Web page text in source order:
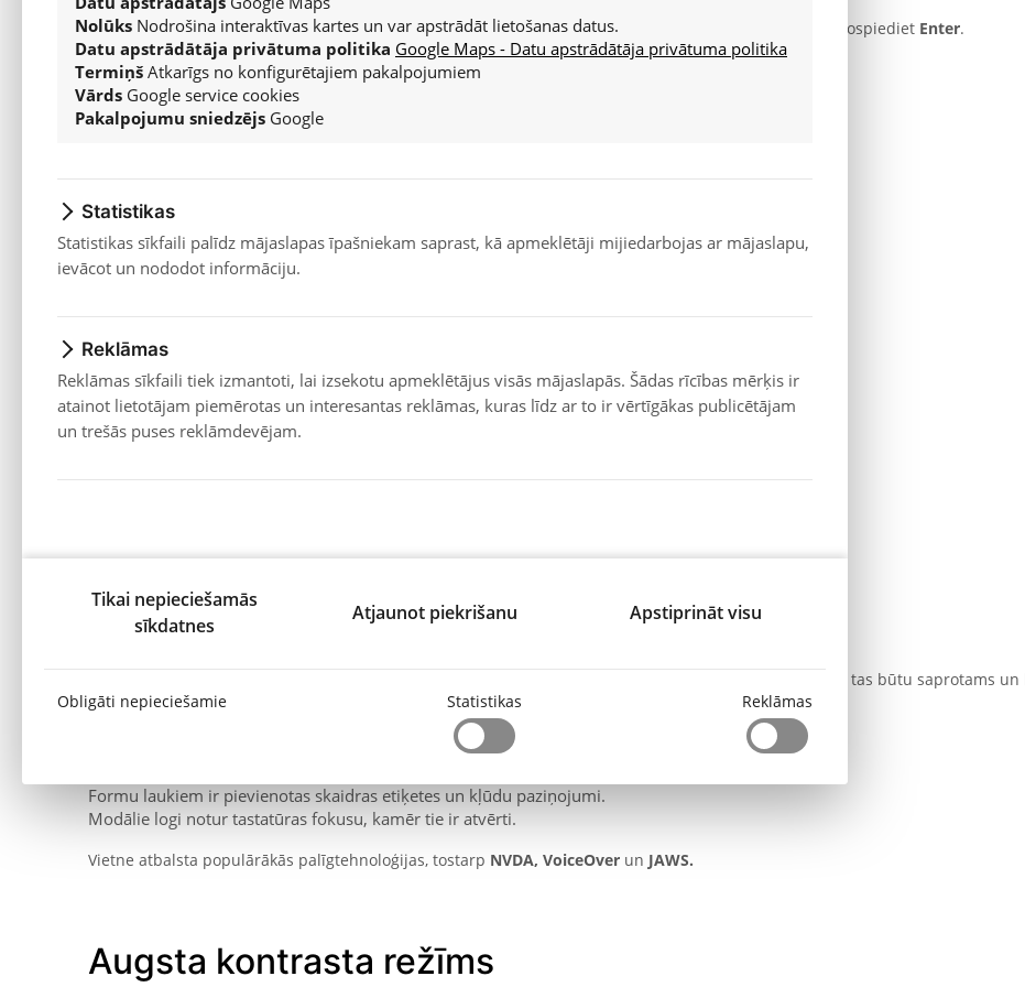
Nolūks Nodrošina interaktīvas kartes un var apstrādāt lietošanas datus.
Datu apstrādātāja privātuma politika Google Maps - Datu apstrādātāja privātuma politika
TermiņšAtkarīgs no konfigurētajiem pakalpojumiem
Vārds Google service cookies
Pakalpojumu sniedzējs Google
Statistikas
Statistikas sīkfaili palīdz mājaslapas īpašniekam saprast, kā apmeklētāji mijiedarbojas ar mājaslapu,
ievācot un nododot informāciju.
Reklāmas
Reklāmas sīkfaili tiek izmantoti, lai izsekotu apmeklētājus visās mājaslapās. Šādas rīcības mērķis ir
atainot lietotājam piemērotas un interesantas reklāmas, kuras līdz ar to ir vērtīgākas publicētājam
un trešās puses reklāmdevējam.
Tikai nepieciešamās
sīkdatnes
Atjaunot piekrišanu Apstiprināt visu
Obligāti nepieciešamie Statistikas Reklāmas
Skatīt vairāk...
Servisa piedāvājumi
Aktīvais elements tiek iezīmēts ar redzamu apveidu vai krāsas izmaiņām. Lai aktivizētu saiti vai pogu, nospiediet Enter.
Pirmās trīs saites ir redzamas tikai tastatūras lietotājiem:
Pāriet uz galveno saturu— izlaiž galveni un izvēlni, pārlecot tieši uz galveno saturu.
Satura palielināšana
Windows / Linux: Ctrl + + vaiCtrl + -
Mac: ⌘ + +vai⌘ + -
Lai atgrieztos noklusējuma skatā:
Ekrānlasītāju izmantošana
Šī vietne ir savietojama ar ekrānlasītājiem un citiem palīgtehnoloģiju rīkiem. Saturs ir strukturēts tā, lai tas būtu saprotams un
Attēliem, kas nodod informāciju, ir alternatīvais teksts.
Formu laukiem ir pievienotas skaidras etiķetes un kļūdu paziņojumi.
Modālie logi notur tastatūras fokusu, kamēr tie ir atvērti.
Vietne atbalsta populārākās palīgtehnoloģijas, tostarp NVDA, VoiceOver un JAWS.
Augsta kontrasta režīms